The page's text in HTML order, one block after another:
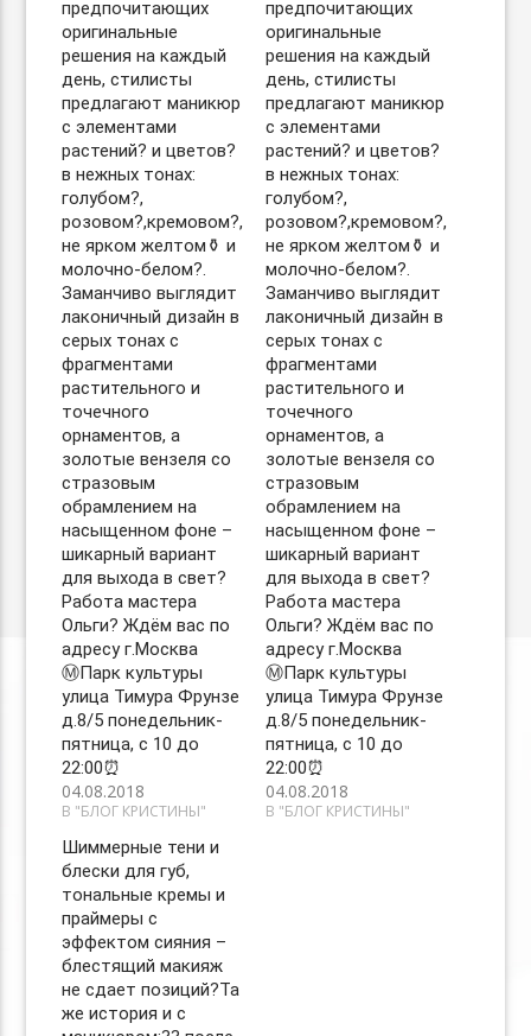
предпочитающих
оригинальные
решения на каждый
день, стилисты
предлагают маникюр
с элементами
растений? и цветов?
в нежных тонах:
голубом?,
розовом?,кремовом?,
не ярком желтом⚱️ и
молочно-белом?.
Заманчиво выглядит
лаконичный дизайн в
серых тонах с
фрагментами
растительного и
точечного
орнаментов, а
золотые вензеля со
стразовым
обрамлением на
насыщенном фоне –
шикарный вариант
для выхода в свет?
Работа мастера
Ольги? Ждём вас по
адресу г.Москва
Ⓜ️Парк культуры
улица Тимура Фрунзе
д.8/5 понедельник-
пятница, с 10 до
22:00⏰
04.08.2018
В "БЛОГ КРИСТИНЫ"
предпочитающих
оригинальные
решения на каждый
день, стилисты
предлагают маникюр
с элементами
растений? и цветов?
в нежных тонах:
голубом?,
розовом?,кремовом?,
не ярком желтом⚱️ и
молочно-белом?.
Заманчиво выглядит
лаконичный дизайн в
серых тонах с
фрагментами
растительного и
точечного
орнаментов, а
золотые вензеля со
стразовым
обрамлением на
насыщенном фоне –
шикарный вариант
для выхода в свет?
Работа мастера
Ольги? Ждём вас по
адресу г.Москва
Ⓜ️Парк культуры
улица Тимура Фрунзе
д.8/5 понедельник-
пятница, с 10 до
22:00⏰
04.08.2018
В "БЛОГ КРИСТИНЫ"
Шиммерные тени и
блески для губ,
тональные кремы и
праймеры с
эффектом сияния –
блестящий макияж
не сдает позиций?Та
же история и с